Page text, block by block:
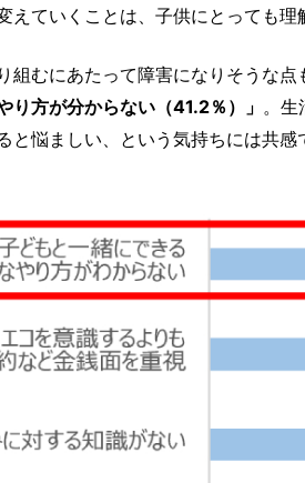
えていくことは、子供にとっても理
組むにあたって障害になりそうな
り方が分からない（41.2％）」 。生
と悩ましい、という気持ちには共感